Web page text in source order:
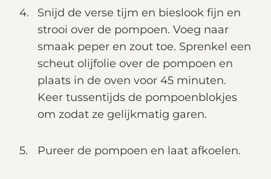
Snijd de verse tijm en bieslook fijn en
strooi over de pompoen. Voeg naar
smaak peper en zout toe. Sprenkel een
scheut olijfolie over de pompoen en
plaats in de oven voor 45 minuten.
Keer tussentijds de pompoenblokjes
om zodat ze gelijkmatig garen.
Pureer de pompoen en laat afkoelen.